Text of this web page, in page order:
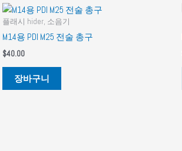
플래시 hider, 소음기
M14용 PDI M25 전술 총구
$40.00
장바구니